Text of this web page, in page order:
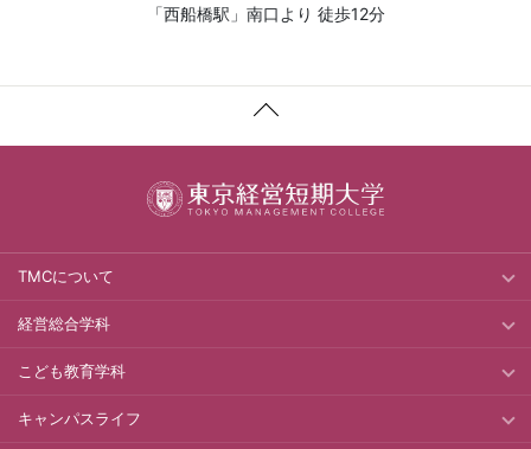
「西船橋駅」南口より 徒歩12分
TMCについて
経営総合学科
こども教育学科
キャンパスライフ